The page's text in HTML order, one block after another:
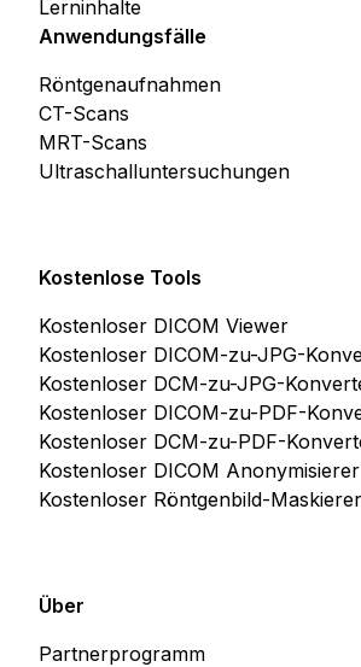
Lerninhalte
Anwendungsfälle
CT-Scans
MRT-Scans
Ultraschalluntersuchungen
Röntgenaufnahmen
Kostenlose Tools
Kostenloser DICOM Viewer
Kostenloser DICOM-zu-JPG-
Kostenloser DCM-zu-JPG-
Kostenloser DICOM-zu-PDF-
Kostenloser DCM-zu-PDF-
Kostenloser DICOM Anonymisierer
Kostenloser Röntgenbild-Maskierer
Über
Partnerprogramm